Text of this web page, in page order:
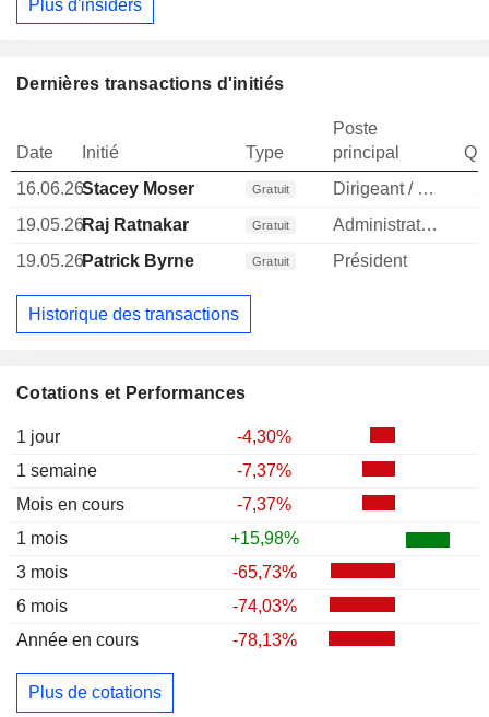
Cotations et Performances
1 jour
-4,30%
1 semaine
-7,37%
Mois en cours
-7,37%
1 mois
+15,98%
3 mois
-65,73%
6 mois
-74,03%
Année en cours
-78,13%
Plus de cotations
Plus d'insiders
Dernières transactions d'initiés
Date Initié Type
Poste
principal
16.06.26Stacey Moser Gratuit Dirigeant / cadre principal
19.05.26Raj Ratnakar Gratuit Administrateur
19.05.26Patrick Byrne Gratuit Président
Historique des transactions